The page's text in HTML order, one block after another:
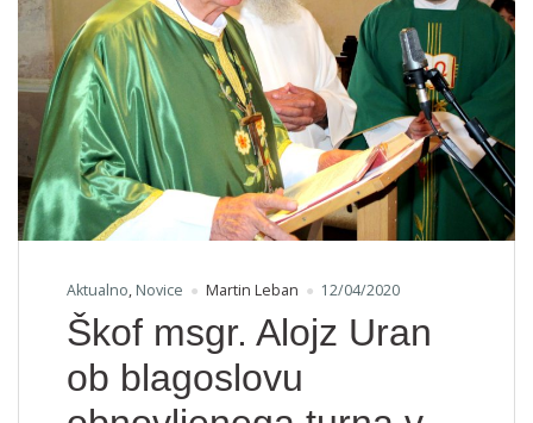
Aktualno, Novice Martin Leban 12/04/2020
Škof msgr. Alojz Uran
ob blagoslovu